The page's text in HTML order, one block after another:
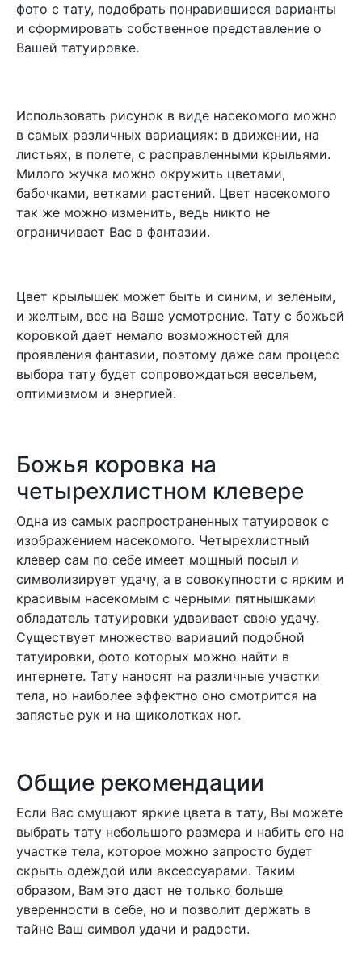
фото с тату, подобрать понравившиеся варианты
и сформировать собственное представление о
Вашей татуировке.
Использовать рисунок в виде насекомого можно
в самых различных вариациях: в движении, на
листьях, в полете, с расправленными крыльями.
Милого жучка можно окружить цветами,
бабочками, ветками растений. Цвет насекомого
так же можно изменить, ведь никто не
ограничивает Вас в фантазии.
Цвет крылышек может быть и синим, и зеленым,
и желтым, все на Ваше усмотрение. Тату с божьей
коровкой дает немало возможностей для
проявления фантазии, поэтому даже сам процесс
выбора тату будет сопровождаться весельем,
оптимизмом и энергией.
Божья коровка на
четырехлистном клевере
Одна из самых распространенных татуировок с
изображением насекомого. Четырехлистный
клевер сам по себе имеет мощный посыл и
символизирует удачу, а в совокупности с ярким и
красивым насекомым с черными пятнышками
обладатель татуировки удваивает свою удачу.
Существует множество вариаций подобной
татуировки, фото которых можно найти в
интернете. Тату наносят на различные участки
тела, но наиболее эффектно оно смотрится на
запястье рук и на щиколотках ног.
Общие рекомендации
Если Вас смущают яркие цвета в тату, Вы можете
выбрать тату небольшого размера и набить его на
участке тела, которое можно запросто будет
скрыть одеждой или аксессуарами. Таким
образом, Вам это даст не только больше
уверенности в себе, но и позволит держать в
тайне Ваш символ удачи и радости.